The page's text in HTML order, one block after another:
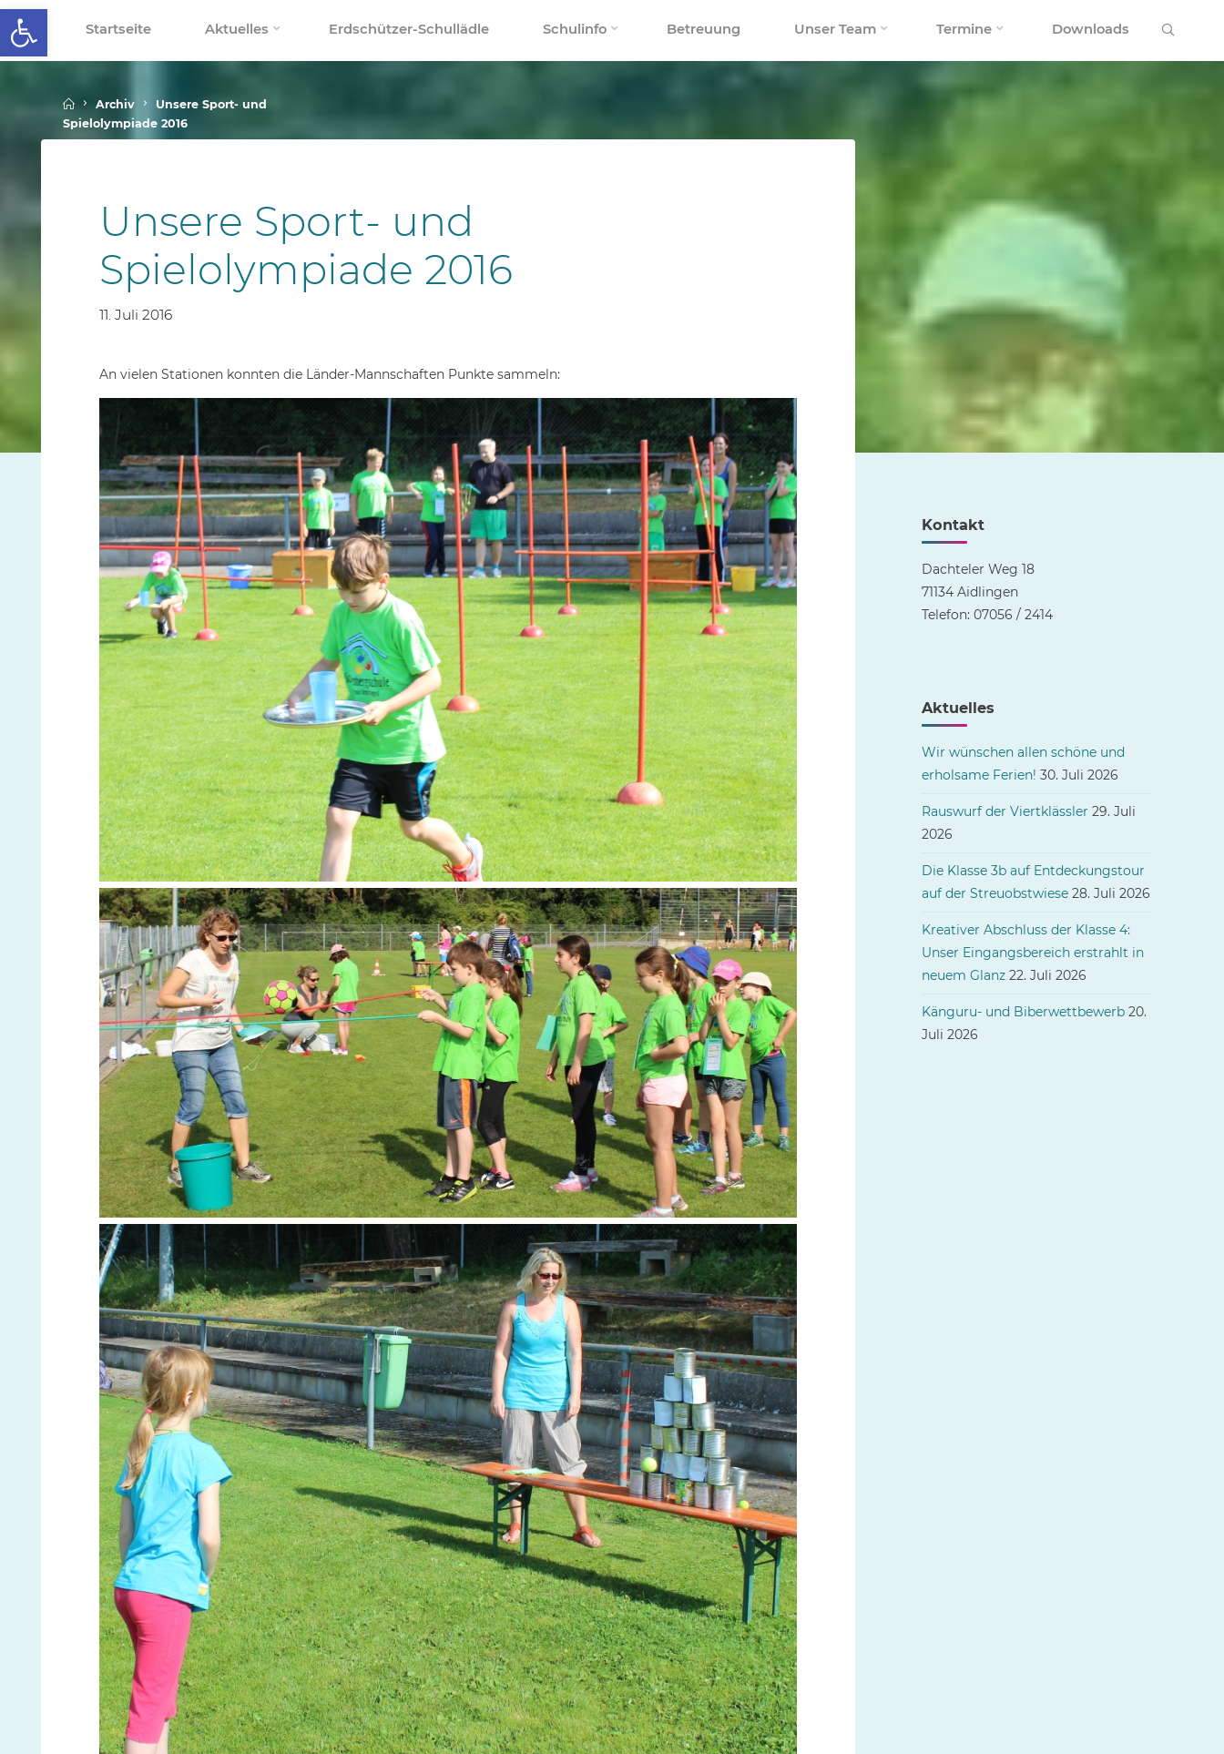
Werkzeugleiste öffnen
Skip
to
content
Startseite Aktuelles Erdschützer-Schullädle Schulinfo Betreuung Unser Team Termine Downloads
Home
Archiv
Unsere Sport- und
Spielolympiade 2016
Unsere Sport- und
Spielolympiade 2016
11. Juli 2016
An vielen Stationen konnten die Länder-Mannschaften Punkte sammeln:
Kontakt
Dachteler Weg 18
71134 Aidlingen
Telefon: 07056 / 2414
Aktuelles
Wir wünschen allen schöne und
erholsame Ferien! 30. Juli 2026
Rauswurf der Viertklässler 29. Juli
2026
Die Klasse 3b auf Entdeckungstour
auf der Streuobstwiese 28. Juli 2026
Kreativer Abschluss der Klasse 4:
Unser Eingangsbereich erstrahlt in
neuem Glanz 22. Juli 2026
Känguru- und Biberwettbewerb 20.
Juli 2026